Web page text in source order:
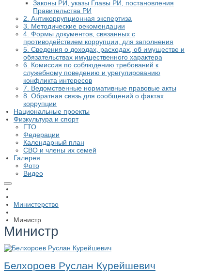
Законы РИ, указы Главы РИ, постановления
Правительства РИ
2. Антикоррупционная экспертиза
3. Методические рекомендации
4. Формы документов, связанных с
противодействием коррупции, для заполнения
5. Сведения о доходах, расходах, об имуществе и
обязательствах имущественного характера
6. Комиссия по соблюдению требований к
служебному поведению и урегулированию
конфликта интересов
7. Ведомственные нормативные правовые акты
8. Обратная связь для сообщений о фактах
коррупции
Национальные проекты
Физкультура и спорт
ГТО
Федерации
Календарный план
СВО и члены их семей
Галерея
Фото
Видео
Министерство
Министр
Министр
Белхороев Руслан Курейшевич